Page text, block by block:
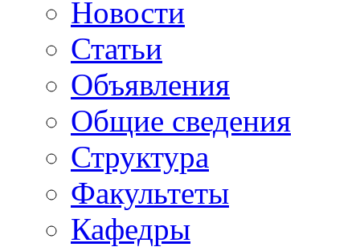
Новости
Статьи
Объявления
Общие сведения
Структура
Факультеты
Кафедры